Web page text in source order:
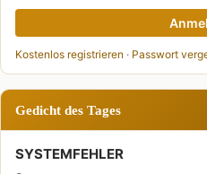
Kostenlos registrieren · Passwort
Gedicht des Tages
SYSTEMFEHLER